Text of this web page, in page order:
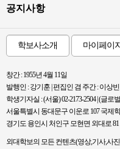
공지사항
학보사소개 마이페이
창간 : 1955년 4월 11일
발행인 : 강기훈 | 편집인 겸 주간 : 이상
학생기자실 : (서울) 02-2173-2504 | (글로
서울특별시 동대문구 이운로 107 국제
경기도 용인시 처인구 모현면 외대로
외대학보의 모든 컨텐츠(영상,기사,사